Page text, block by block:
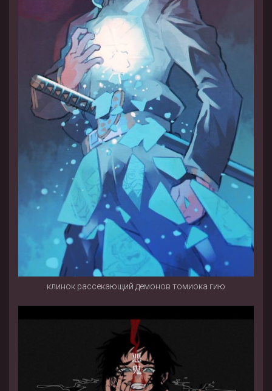
клинок рассекающий демонов томиока гию